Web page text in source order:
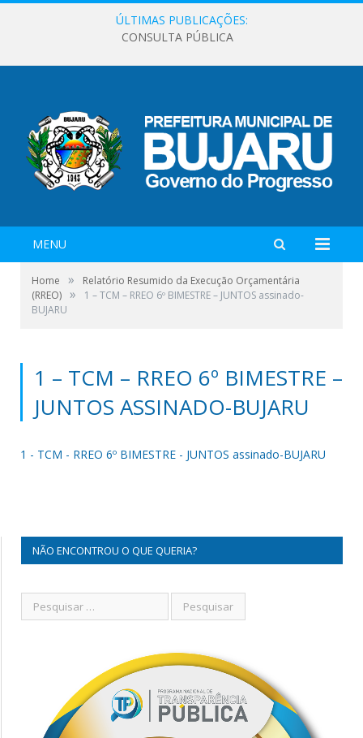
ÚLTIMAS PUBLICAÇÕES:
CONSULTA PÚBLICA
MENU
Home »
Relatório Resumido da Execução Orçamentária
(RREO) »
1 – TCM – RREO 6º BIMESTRE – JUNTOS assinado-
BUJARU
1 – TCM – RREO 6º BIMESTRE –
JUNTOS ASSINADO-BUJARU
1 - TCM - RREO 6º BIMESTRE - JUNTOS assinado-BUJARU
NÃO ENCONTROU O QUE QUERIA?